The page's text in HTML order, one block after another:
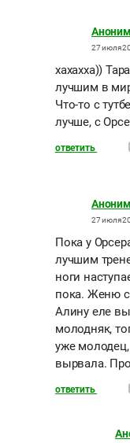
27 июля
хахахха))
лучшим в
Что-то с
лучше, с
ответить
27 июля
Пока у
лучшим
ноги
пока. Женю
Алину еле
молодняк,
уже молодец,
вырвала.
ответить